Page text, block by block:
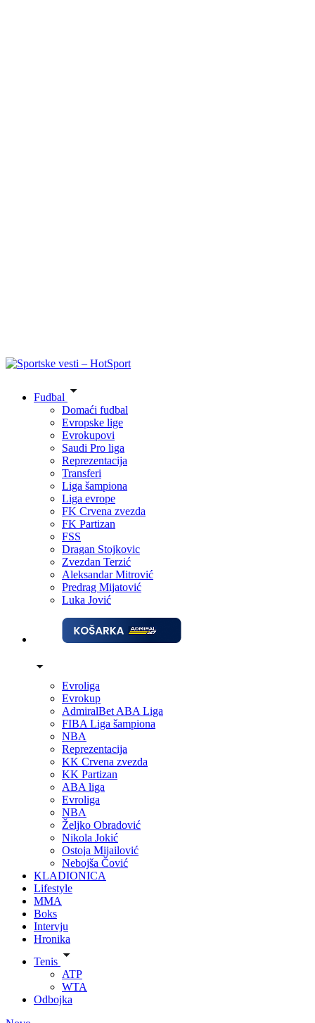
Fudbal
Domaći fudbal
Evropske lige
Evrokupovi
Saudi Pro liga
Reprezentacija
Transferi
Liga šampiona
Liga evrope
FK Crvena zvezda
FK Partizan
FSS
Dragan Stojkovic
Zvezdan Terzić
Aleksandar Mitrović
Predrag Mijatović
Luka Jović
Evroliga
Evrokup
AdmiralBet ABA Liga
FIBA Liga šampiona
NBA
Reprezentacija
KK Crvena zvezda
KK Partizan
ABA liga
Evroliga
NBA
Željko Obradović
Nikola Jokić
Ostoja Mijailović
Nebojša Čović
KLADIONICA
Lifestyle
MMA
Boks
Intervju
Hronika
Tenis
ATP
WTA
Odbojka